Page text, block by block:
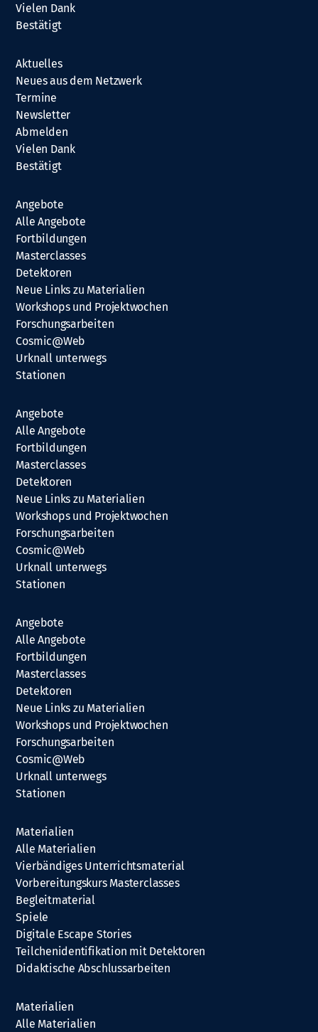
Vielen Dank
Bestätigt
Aktuelles
Neues aus dem Netzwerk
Termine
Newsletter
Abmelden
Vielen Dank
Bestätigt
Angebote
Alle Angebote
Fortbildungen
Masterclasses
Detektoren
Neue Links zu Materialien
Workshops und Projektwochen
Forschungsarbeiten
Cosmic@Web
Urknall unterwegs
Stationen
Angebote
Alle Angebote
Fortbildungen
Masterclasses
Detektoren
Neue Links zu Materialien
Workshops und Projektwochen
Forschungsarbeiten
Cosmic@Web
Urknall unterwegs
Stationen
Angebote
Alle Angebote
Fortbildungen
Masterclasses
Detektoren
Neue Links zu Materialien
Workshops und Projektwochen
Forschungsarbeiten
Cosmic@Web
Urknall unterwegs
Stationen
Materialien
Alle Materialien
Vierbändiges Unterrichtsmaterial
Vorbereitungskurs Masterclasses
Begleitmaterial
Spiele
Digitale Escape Stories
Teilchenidentifikation mit Detektoren
Didaktische Abschlussarbeiten
Materialien
Alle Materialien